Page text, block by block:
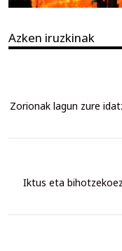
Azken iruzkinak
Zorionak lagun zure
Iktus eta